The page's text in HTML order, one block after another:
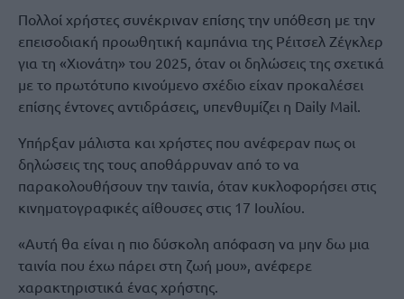
Πολλοί χρήστες συνέκριναν επίσης την υπόθεση με την
επεισοδιακή προωθητική καμπάνια της Ρέιτσελ Ζέγκλερ
για τη «Χιονάτη» του 2025, όταν οι δηλώσεις της σχετικά
με το πρωτότυπο κινούμενο σχέδιο είχαν προκαλέσει
επίσης έντονες αντιδράσεις, υπενθυμίζει η Daily Mail.
Υπήρξαν μάλιστα και χρήστες που ανέφεραν πως οι
δηλώσεις της τους αποθάρρυναν από το να
παρακολουθήσουν την ταινία, όταν κυκλοφορήσει στις
κινηματογραφικές αίθουσες στις 17 Ιουλίου.
«Αυτή θα είναι η πιο δύσκολη απόφαση να μην δω μια
ταινία που έχω πάρει στη ζωή μου», ανέφερε
χαρακτηριστικά ένας χρήστης.